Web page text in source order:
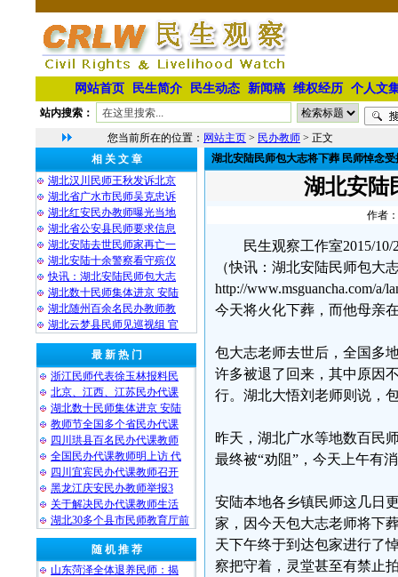
网站首页 民生简介 民生动态 新闻稿 维权经历 个人文
站内搜索：
您当前所在的位置： 网站主页 > 民办教师 > 正文
相 关 文 章
湖北汉川民师王秋发诉北京
湖北省广水市民师吴克忠诉
湖北红安民办教师曝光当地
湖北省公安县民师要求信息
湖北安陆去世民师家再亡一
湖北安陆十余警察看守殡仪
快讯：湖北安陆民师包大志
湖北数十民师集体进京 安陆
湖北随州百余名民办教师教
湖北云梦县民师见巡视组 官
最 新 热 门
浙江民师代表徐玉林报料民
北京、江西、江苏民办代课
湖北数十民师集体进京 安陆
教师节全国多个省民办代课
四川珙县百名民办代课教师
全国民办代课教师明上访 代
四川宜宾民办代课教师召开
黑龙江庆安民办教师举报3
关于解决民办代课教师生活
湖北30多个县市民师教育厅前
随 机 推 荐
山东菏泽全体退养民师：揭
湖北安陆民师包大志将下葬 民师悼念受
湖北安陆
作者
民生观察工作室2015/
（快讯：湖北安陆民师包大
http://www.msguancha.com/
今天将火化下葬，而他母亲
包大志老师去世后，全国多
许多被退了回来，其中原因
行。湖北大悟刘老师则说，
昨天，湖北广水等地数百民
最终被“劝阻”，今天上午有
安陆本地各乡镇民师这几日
家，因今天包大志老师将下
天下午终于到达包家进行了
察把守着，灵堂甚至有禁止